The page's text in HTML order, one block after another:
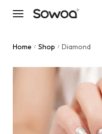
Home / Shop / Diamond